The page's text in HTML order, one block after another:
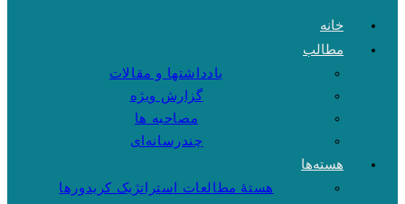
خانه
مطالب
یادداشتها و مقالات
گزارش ویژه
مصاحبه ها
چندرسانه‌ای
هسته‌ها
هستهٔ مطالعات استراتژیک کریدورها